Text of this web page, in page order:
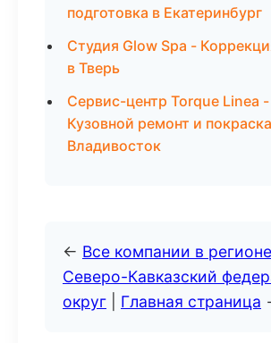
подготовка в Екатеринбург
Студия Glow Spa -
в Тверь
Сервис-центр Torque Linea -
Кузовной ремонт и
Владивосток
← Все компании в регионе
Северо-Кавказский
округ
Главная страница